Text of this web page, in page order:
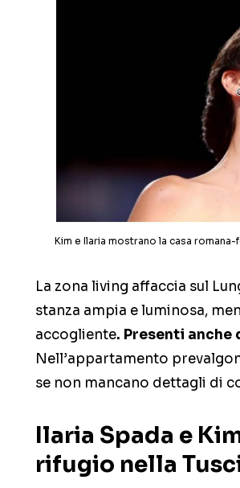
Kim e Ilaria mostrano la casa
La zona living affaccia sul
stanza ampia e luminosa,
accogliente. Presenti
Nell’appartamento
se non mancano dettagli di
Ilaria Spada e
rifugio nella